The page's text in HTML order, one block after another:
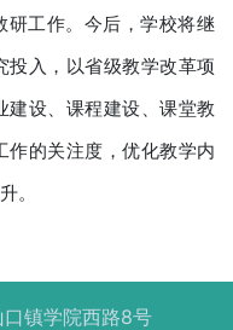
研工作。今后，学校将继
投入，以省级教学改革项
建设、课程建设、课堂教
作的关注度，优化教学内
。
镇学院西路8号